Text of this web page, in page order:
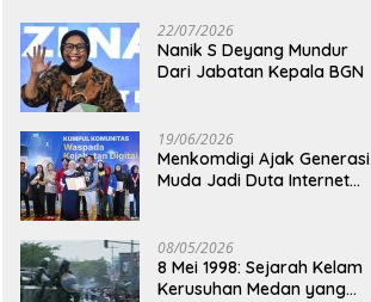
22/07/2026
Nanik S Deyang Mundur
Dari Jabatan Kepala BGN
19/06/2026
Menkomdigi Ajak Generasi
Muda Jadi Duta Internet
08/05/2026
8 Mei 1998: Sejarah Kelam
Kerusuhan Medan yang